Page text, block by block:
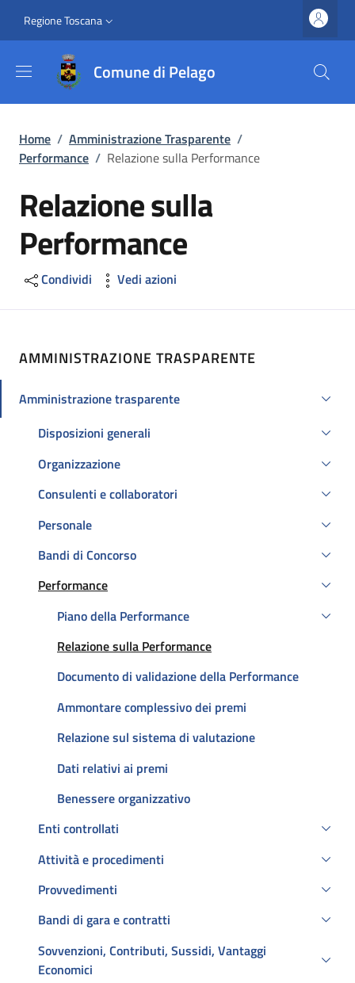
Slim top
Regione Toscana
Comune di Pelago
Briciole di pane
Home / Amministrazione Trasparente /
Performance / Relazione sulla Performance
Relazione sulla
Performance
Condividi Vedi azioni
AMMINISTRAZIONE TRASPARENTE
Amministrazione trasparente
Attivo
Disposizioni generali
Organizzazione
Consulenti e collaboratori
Personale
Bandi di Concorso
Performance
Attivo
Piano della Performance
Relazione sulla Performance
Documento di validazione della Performance
Ammontare complessivo dei premi
Relazione sul sistema di valutazione
Dati relativi ai premi
Benessere organizzativo
Enti controllati
Attività e procedimenti
Provvedimenti
Bandi di gara e contratti
Sovvenzioni, Contributi, Sussidi, Vantaggi
Economici